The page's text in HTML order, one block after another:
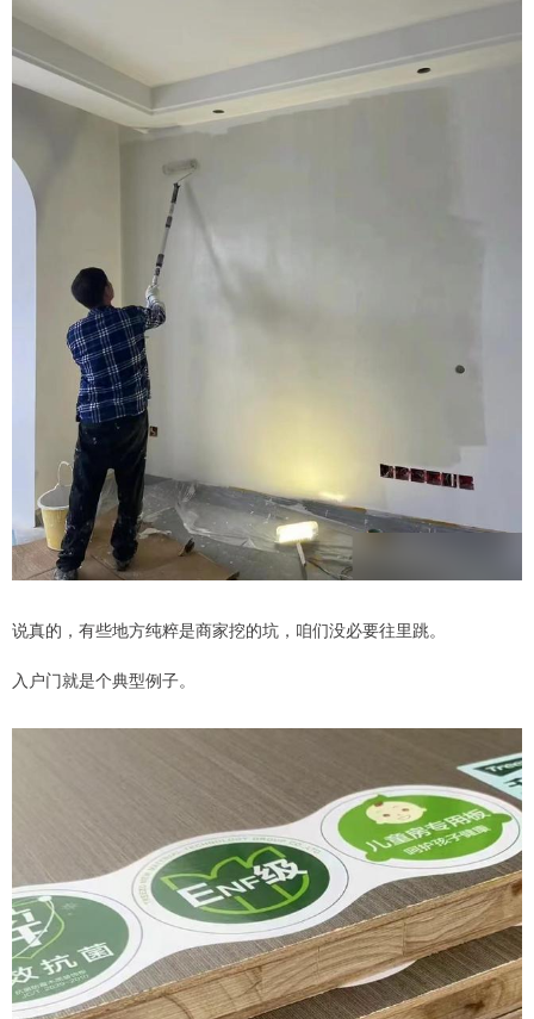
说真的，有些地方纯粹是商家挖的坑，咱们没必要往里跳。
入户门就是个典型例子。